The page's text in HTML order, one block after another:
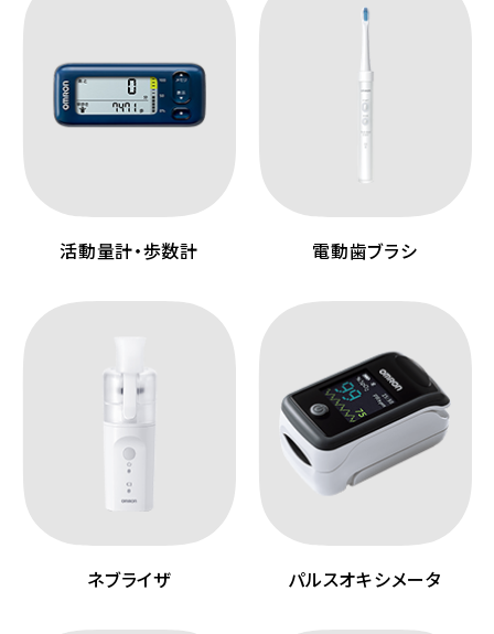
活動量計・歩数計 電動歯ブラシ
ネブライザ パルスオキシメータ